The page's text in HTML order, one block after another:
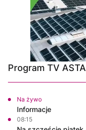
Program TV ASTA
Na żywo
Informacje
08:15